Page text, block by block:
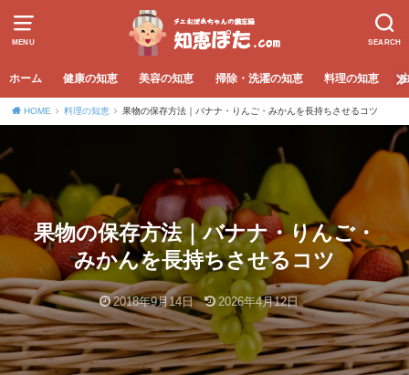
MENU SEARCH
ホーム 健康の知恵 美容の知恵 掃除・洗濯の知恵 料理の知恵
HOME 料理の知恵 果物の保存方法｜バナナ・りんご・みかんを長持ちさせるコツ
果物の保存方法｜バナナ・りんご・
みかんを長持ちさせるコツ
2018年9月14日 2026年4月12日